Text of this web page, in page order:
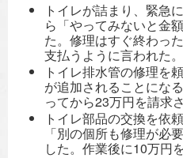
トイレが詰まり、緊急
ら「やってみないと金
た。修理はすぐ終わっ
支払うように言われた。
トイレ排水管の修理を
が追加されることにな
ってから23万円を請求さ
トイレ部品の交換を依
「別の個所も修理が必
した。作業後に10万円